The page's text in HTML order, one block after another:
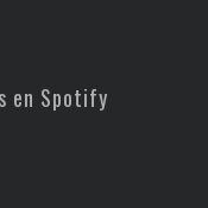
en Spotify